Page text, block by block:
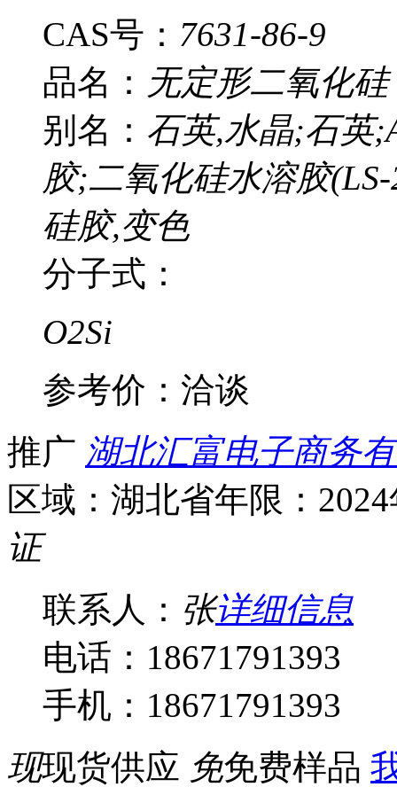
CAS号： 7631-86-9
品名： 无定形二氧化硅
别名： 石英,水晶;石英
胶;二氧化硅水溶胶
硅胶,变色
分子式：
O2Si
参考价： 洽谈
推广 湖北汇富电子商务
区域：湖北省年限：
证
联系人： 张详细信息
电话：18671791393
手机：18671791393
现现货供应 免免费样品